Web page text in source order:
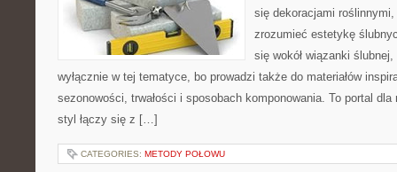
się dekoracjami
zrozumieć estetykę
się wokół wiązanki
wyłącznie w tej tematyce, bo prowadzi także do materiałów
sezonowości, trwałości i sposobach komponowania. To portal
styl łączy się z […]
CATEGORIES: METODY POŁOWU